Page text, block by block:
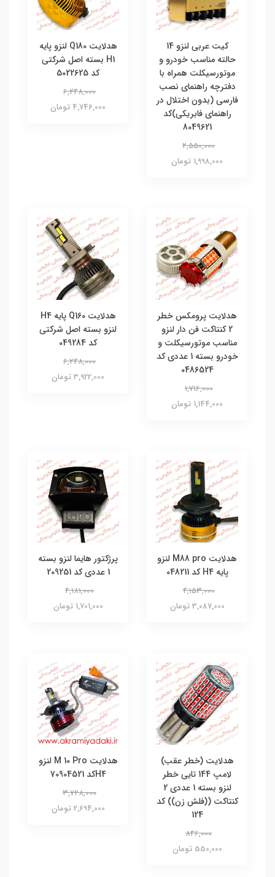
کیت عربی لنزو 14
حالته مناسب خودرو و
موتورسیکلت همراه با
دفترچه راهنمای نصب
فارسی (بدون اختلال در
راهنمای فابریکی)کد
8049621
2,550,000
1,998,000 تومان
هدلایت Q180 لنزو پایه
H1 بسته اصل شرکتی
کد 5022625
6,248,000
4,746,000 تومان
هدلایت پرومکس خطر
2 کنتاکت فن دار لنزو
مناسب موتورسیکلت و
خودرو بسته 1 عددی کد
0486524
1,716,000
1,144,000 تومان
هدلایت Q160 پایه H4
لنزو بسته اصل شرکتی
کد 049284
6,248,000
3,922,000 تومان
هدلایت M88 pro لنزو
پایه H4 کد 048211
4,153,000
3,087,000 تومان
پرژکتور هایما لنزو بسته
1 عددی کد 209251
4,181,000
1,701,000 تومان
هدلایت (خطر عقب)
لامپ 144 تایی خطر
لنزو بسته 1 عددی 2
کنتاکت ((فلش زن)) کد
124
846,000
550,000 تومان
هدلایت M 10 Pro لنزو
H4کد 70904521
3,728,000
2,694,000 تومان